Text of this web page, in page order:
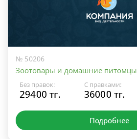
№ 50206
Зоотовары и домашние питомцы
Без правок:
29400 тг.
С правками:
36000 тг.
Подробнее